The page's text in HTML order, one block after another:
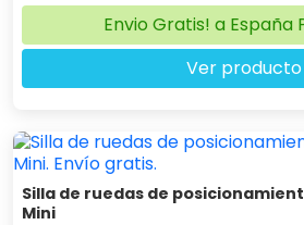
Envio Gratis! a España
Ver producto
Silla de ruedas de
Mini